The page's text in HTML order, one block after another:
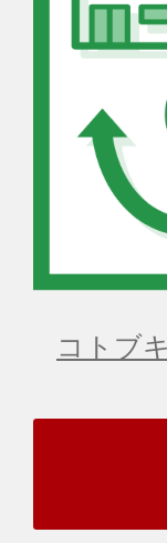
コトブ